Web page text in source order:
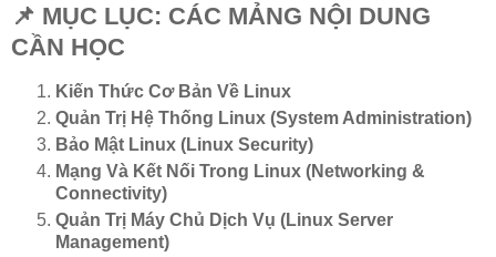
📌 MỤC LỤC: CÁC MẢNG NỘI DUNG
CẦN HỌC
Kiến Thức Cơ Bản Về Linux
Quản Trị Hệ Thống Linux (System Administration)
Bảo Mật Linux (Linux Security)
Mạng Và Kết Nối Trong Linux (Networking &
Connectivity)
Quản Trị Máy Chủ Dịch Vụ (Linux Server
Management)